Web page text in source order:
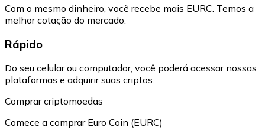
Com o mesmo dinheiro, você recebe mais EURC. Temos a
melhor cotação do mercado.
Rápido
Do seu celular ou computador, você poderá acessar nossas
plataformas e adquirir suas criptos.
Comprar criptomoedas
Comece a comprar Euro Coin (EURC)